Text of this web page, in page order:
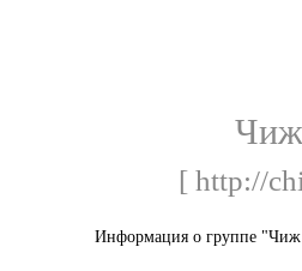
[ http://
Информация о группе "Чиж